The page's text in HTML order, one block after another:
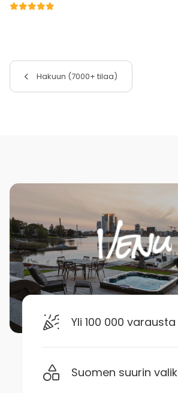
Hakuun (7000+ tilaa)
Yli 100 000
Suomen suurin